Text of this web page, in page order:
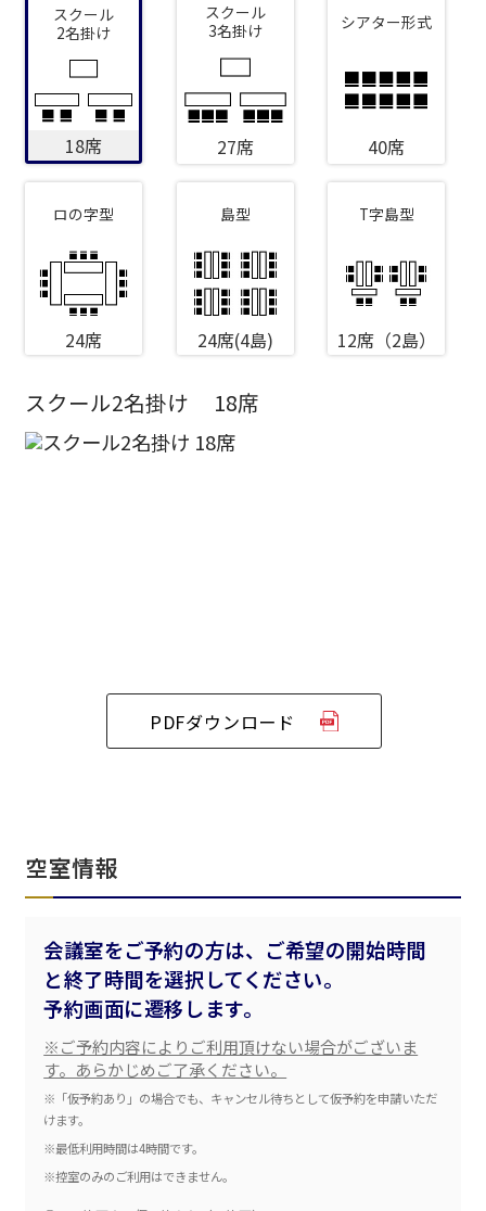
スクール
2名掛け
18席
スクール
3名掛け
27席
シアター形式
40席
ロの字型
24席
島型
24席(4島)
T字島型
12席（2島）
スクール2名掛け 18席
PDFダウンロード
空室情報
会議室をご予約の方は、ご希望の開始時間
と終了時間を選択してください。
予約画面に遷移します。
※ご予約内容によりご利用頂けない場合がございま
す。あらかじめご了承ください。
※「仮予約あり」の場合でも、キャンセル待ちとして仮予約を申請いただ
けます。
※最低利用時間は4時間です。
※控室のみのご利用はできません。
ベルサール西新宿
ベルサール高田馬場
ベルサール神田
ベルサール半蔵門
ベルサール飯田橋駅前
ベルサール飯田橋ファースト
渋谷エリア
ベルサール六本木グランドコンファレンスセンター
ベルサール六本木
ベルサール芝公園
ベルサール東京汐留コンファレンスセンター
ベルサール三田ガーデン
東京ガーデンシアター
ベルサール有明コンファレンスセンター
ベルサール羽田空港
日時
日付／開始・終了時間から選ぶ
時間単位で選ぶ
人数／レイアウト※複数選択可能